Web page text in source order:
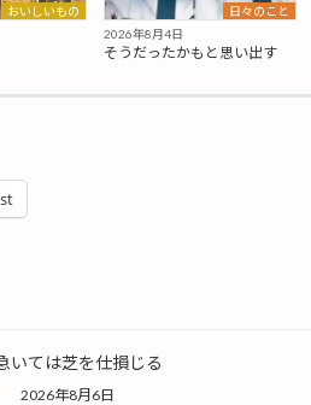
おいしいもの
日々のこと
2026年8月4日
そうだったかもと思い出す
いては芝を仕損じる
2026年8月6日